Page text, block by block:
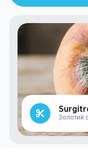
Золотий